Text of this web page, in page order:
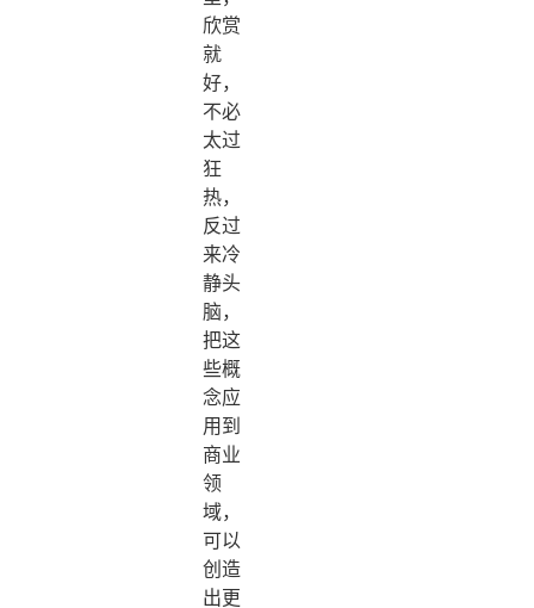
欣赏
就
好，
不必
太过
狂
热，
反过
来冷
静头
脑，
把这
些概
念应
用到
商业
领
域，
可以
创造
出更